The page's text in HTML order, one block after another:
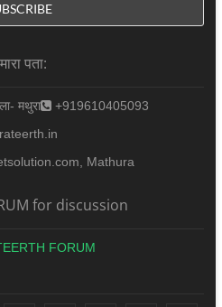
पता:
मथुरा
+919610405093
Mathura
for discussion
FORUM